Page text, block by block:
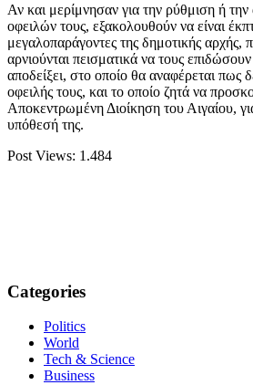
Αν και μερίμνησαν για την ρύθμιση ή
οφειλών τους, εξακολουθούν να είναι
μεγαλοπαράγοντες της δημοτικής αρχής,
αρνιούνται πεισματικά να τους
αποδείξει, στο οποίο θα αναφέρεται πως
οφειλής τους, και το οποίο ζητά να
Αποκεντρωμένη Διοίκηση του Αιγαίου,
υπόθεσή της.
Post Views: 1.484
Categories
Politics
World
Tech & Science
Business